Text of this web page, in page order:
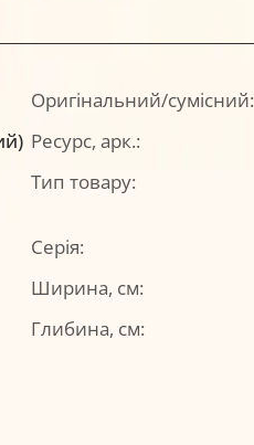
Оригінальний/сумісний:
Ресурс, арк.:
Тип товару:
Серія:
Ширина, см:
Глибина, см: